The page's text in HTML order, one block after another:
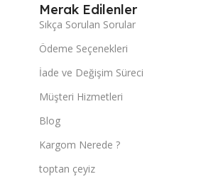
Merak Edilenler
Sıkça Sorulan Sorular
Ödeme Seçenekleri
İade ve Değişim Süreci
Müşteri Hizmetleri
Blog
Kargom Nerede ?
toptan çeyiz